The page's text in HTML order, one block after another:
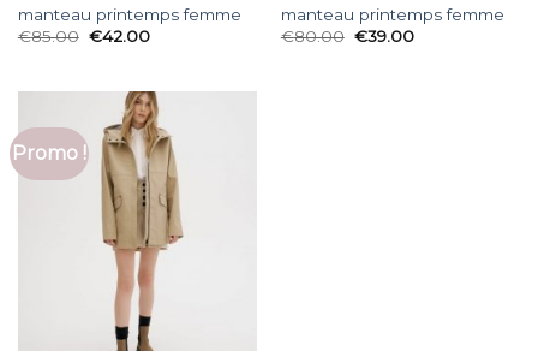
manteau printemps femme
€85.00 €42.00
manteau printemps femme
€80.00 €39.00
Promo !